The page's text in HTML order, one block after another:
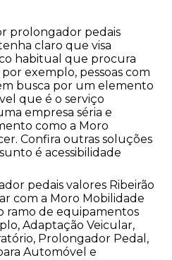
prolongador pedais
claro que visa
habitual que procura
exemplo, pessoas com
busca por um elemento
que é o serviço
empresa séria e
como a Moro
Confira outras soluções
é acessibilidade
pedais valores Ribeirão
com a Moro Mobilidade
ramo de equipamentos
Adaptação Veicular,
Prolongador Pedal,
Automóvel e